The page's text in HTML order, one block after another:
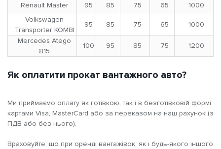
Renault Master 95 85 75 65
1000
Volkswagen
Transporter KOMBI
95 85 75 65
1000
Mercedes Atego
815
100 95 85 75 1200
Як оплатити прокат вантажного авто?
Ми приймаємо оплату як готівкою, так і в безготівковій формі:
картами Visa, MasterCard або за переказом на наш рахунок (з
ПДВ або без нього).
Враховуйте, що при оренді вантажівок, як і будь-якого іншого